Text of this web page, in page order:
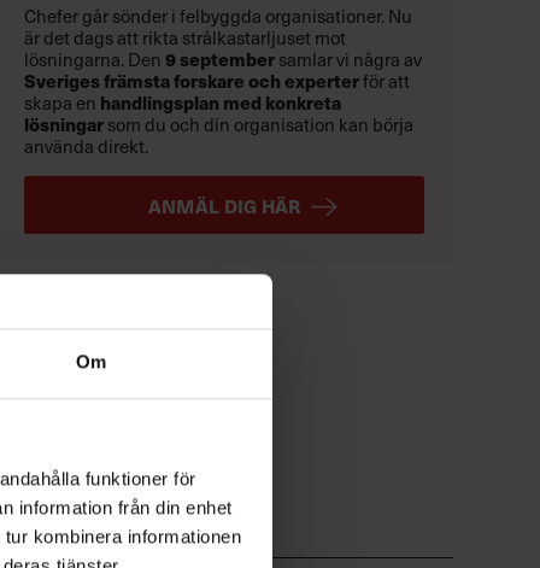
Om
funktioner för
information från din enhet
kombinera informationen
Chefer går sönder i felbyggda organisationer. Nu
är det dags att rikta strålkastarljuset mot
lösningarna. Den9 septembersamlar vi några av
Sveriges främsta forskare och experterför att
skapa en handlingsplan med konkreta
lösningarsom du och din organisation kan börja
använda direkt.
ANMÄL DIG HÄR